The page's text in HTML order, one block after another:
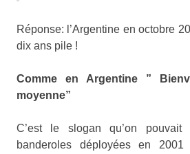
Réponse: l’Argentine en octobre
dix ans pile !
Comme en Argentine ”
moyenne”
C’est le slogan qu’on pouvait
banderoles déployées en